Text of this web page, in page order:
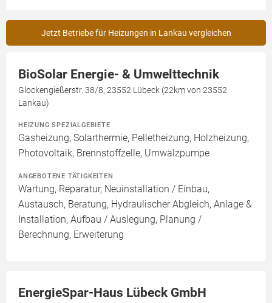
Jetzt Betriebe für Heizungen in Lankau vergleichen
BioSolar Energie- & Umwelttechnik
Glockengießerstr. 38/8, 23552 Lübeck (22km von 23552
Lankau)
HEIZUNG SPEZIALGEBIETE
Gasheizung, Solarthermie, Pelletheizung, Holzheizung,
Photovoltaik, Brennstoffzelle, Umwälzpumpe
ANGEBOTENE TÄTIGKEITEN
Wartung, Reparatur, Neuinstallation / Einbau,
Austausch, Beratung, Hydraulischer Abgleich, Anlage &
Installation, Aufbau / Auslegung, Planung /
Berechnung, Erweiterung
EnergieSpar-Haus Lübeck GmbH